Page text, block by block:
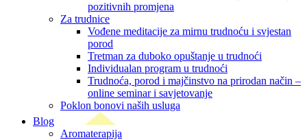
pozitivnih promjena
Za trudnice
Vođene meditacije za mirnu trudnoću i svjestan
porod
Tretman za duboko opuštanje u trudnoći
Individualan program u trudnoći
Trudnoća, porod i majčinstvo na prirodan način –
online seminar i savjetovanje
Poklon bonovi naših usluga
Blog
Aromaterapija